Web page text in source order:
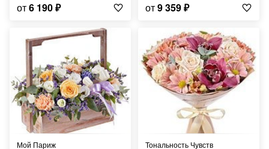
от6 190₽ от9 359₽
Мой Париж Тональность Чувств